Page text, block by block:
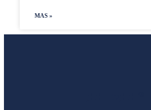
MAS »